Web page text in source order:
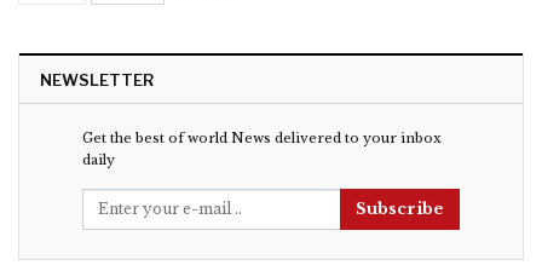
NEWSLETTER
Get the best of world News delivered to your inbox
daily
Subscribe